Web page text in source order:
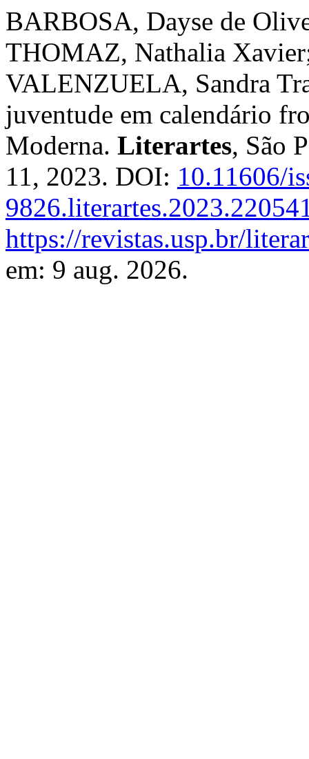
BARBOSA, Dayse de
THOMAZ, Nathalia
VALENZUELA, Sandra
juventude em calendário
Moderna. Literartes, São
11, 2023. DOI: 10.11606/
https://revistas.usp.br/
em: 9 aug. 2026.